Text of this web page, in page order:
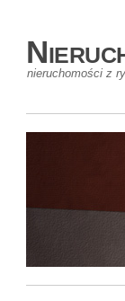
nieruchomości z